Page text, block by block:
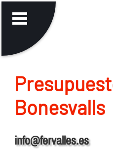
Bonesvalls
info@fervalles.es